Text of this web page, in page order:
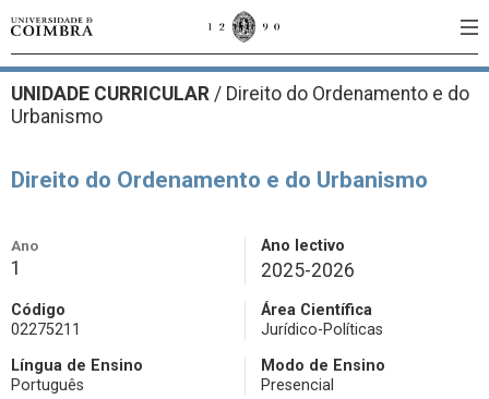
UNIDADE CURRICULAR / Direito do Ordenamento e do
Urbanismo
Direito do Ordenamento e do Urbanismo
Ano
1
Ano lectivo
2025-2026
Código
02275211
Área Científica
Jurídico-Políticas
Língua de Ensino
Português
Modo de Ensino
Presencial